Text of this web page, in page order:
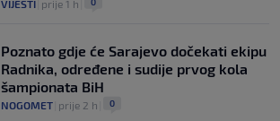
VIJESTI prije 1 h
Poznato gdje će Sarajevo dočekati ekipu
Radnika, određene i sudije prvog kola
šampionata BiH
NOGOMET prije 2 h 0